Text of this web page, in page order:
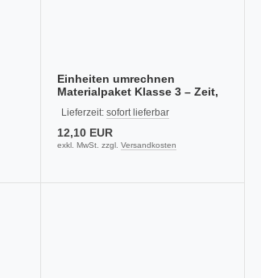
Einheiten umrechnen
Materialpaket Klasse 3 – Zeit,
Lieferzeit: sofort lieferbar
12,10 EUR
exkl. MwSt. zzgl. Versandkosten